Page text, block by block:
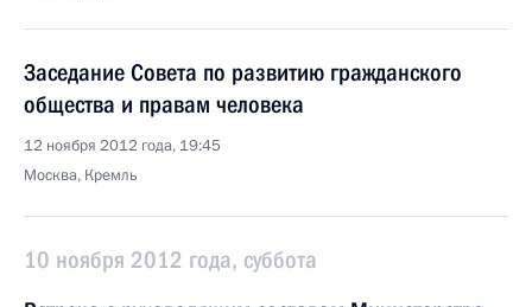
Заседание Совета по развитию гражданского
общества и правам человека
12 ноября 2012 года, 19:45
Москва, Кремль
10 ноября 2012 года, суббота